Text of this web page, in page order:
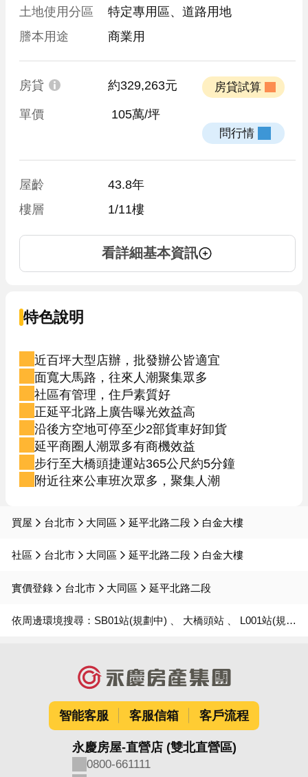
土地使用分區
特定專用區、道路用地
謄本用途
商業用
房貸 約329,263元
單價 105萬/坪
屋齡
43.8年
樓層
1/11樓
看詳細基本資訊
特色說明
近百坪大型店辦，批發辦公皆適宜
面寬大馬路，往來人潮聚集眾多
社區有管理，住戶素質好
正延平北路上廣告曝光效益高
沿後方空地可停至少2部貨車好卸貨
延平商圈人潮眾多有商機效益
步行至大橋頭捷運站365公尺約5分鐘
附近往來公車班次眾多，聚集人潮
買屋 台北市 大同區 延平北路二段 白金大樓
社區 台北市 大同區 延平北路二段 白金大樓
實價登錄 台北市 大同區 延平北路二段
依周邊環境搜尋： SB01站(規劃中) 大橋頭站 L001站(規劃中)
智能客服 客服信箱 客戶流程
永慶房屋-直營店 (雙北直營區)
0800-661111